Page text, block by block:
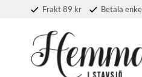
Frakt 89 kr Betala